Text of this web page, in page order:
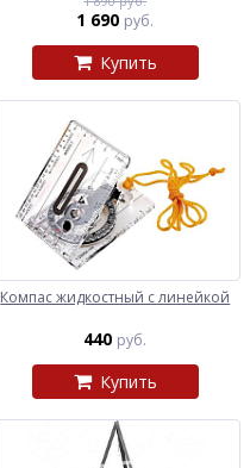
1 690 руб.
Купить
Компас жидкостный с линейкой
440 руб.
Купить